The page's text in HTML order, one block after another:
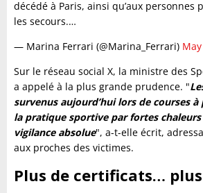
décédé à Paris, ainsi qu’aux personnes
les secours.…
— Marina Ferrari (@Marina_Ferrari)
Sur le réseau social X, la ministre des
a appelé à la plus grande prudence. "
survenus aujourd’hui lors de courses
la pratique sportive par fortes chaleurs
vigilance absolue", a-t-elle écrit,
aux proches des victimes.
Plus de certificats…